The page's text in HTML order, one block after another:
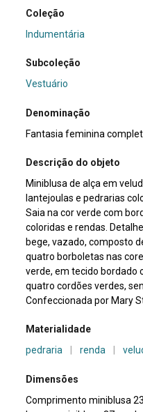
Coleção
Indumentária
Subcoleção
Vestuário
Denominação
Fantasia feminina
Descrição do objeto
Miniblusa de alça em
lantejoulas e pedrarias
Saia na cor verde com
coloridas e rendas. Detalhes em
bege, vazado, composto
quatro borboletas nas
verde, em tecido bordado com
quatro cordões verdes,
Confeccionada por Mary
Materialidade
pedraria
renda
Dimensões
Comprimento miniblusa